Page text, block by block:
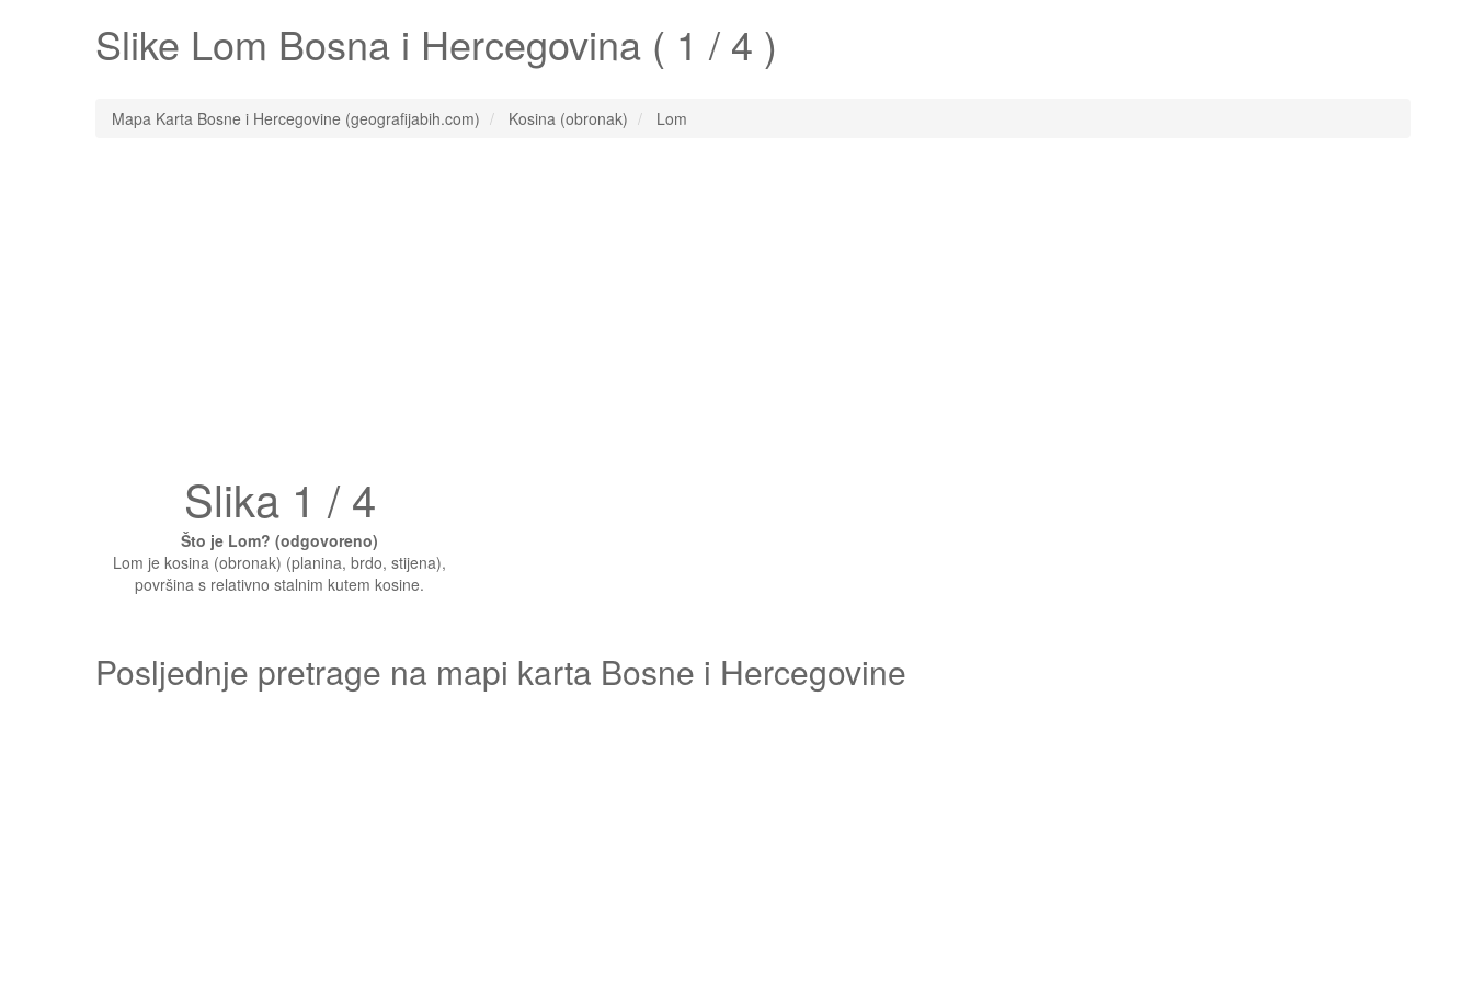
Slike Lom Bosna i Hercegovina ( 1 / 4 )
Mapa Karta Bosne i Hercegovine (geografijabih.com) Kosina (obronak) Lom
Slika 1 / 4
Što je Lom? (odgovoreno)
Lom je kosina (obronak) (planina, brdo, stijena),
površina s relativno stalnim kutem kosine.
Posljednje pretrage na mapi karta Bosne i Hercegovine